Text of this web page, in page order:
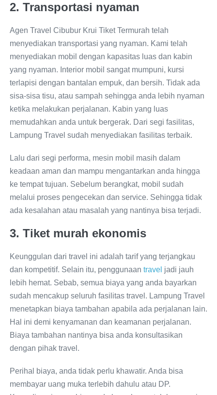
2. Transportasi nyaman
Agen Travel Cibubur Krui Tiket Termurah telah
menyediakan transportasi yang nyaman. Kami telah
menyediakan mobil dengan kapasitas luas dan kabin
yang nyaman. Interior mobil sangat mumpuni, kursi
terlapisi dengan bantalan empuk, dan bersih. Tidak ada
sisa-sisa tisu, atau sampah sehingga anda lebih nyaman
ketika melakukan perjalanan. Kabin yang luas
memudahkan anda untuk bergerak. Dari segi fasilitas,
Lampung Travel sudah menyediakan fasilitas terbaik.
Lalu dari segi performa, mesin mobil masih dalam
keadaan aman dan mampu mengantarkan anda hingga
ke tempat tujuan. Sebelum berangkat, mobil sudah
melalui proses pengecekan dan service. Sehingga tidak
ada kesalahan atau masalah yang nantinya bisa terjadi.
3. Tiket murah ekonomis
Keunggulan dari travel ini adalah tarif yang terjangkau
dan kompetitif. Selain itu, penggunaan travel jadi jauh
lebih hemat. Sebab, semua biaya yang anda bayarkan
sudah mencakup seluruh fasilitas travel. Lampung Travel
menetapkan biaya tambahan apabila ada perjalanan lain.
Hal ini demi kenyamanan dan keamanan perjalanan.
Biaya tambahan nantinya bisa anda konsultasikan
dengan pihak travel.
Perihal biaya, anda tidak perlu khawatir. Anda bisa
membayar uang muka terlebih dahulu atau DP.